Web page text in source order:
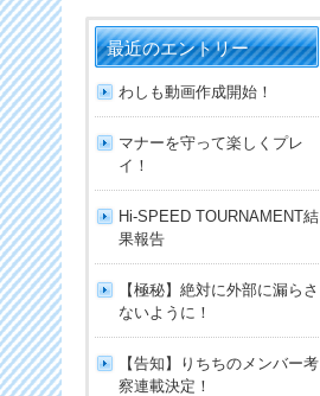
最近のエントリー
わしも動画作成開始！
マナーを守って楽しくプレ
イ！
Hi-SPEED TOURNAMENT結
果報告
【極秘】絶対に外部に漏らさ
ないように！
【告知】りちちのメンバー考
察連載決定！